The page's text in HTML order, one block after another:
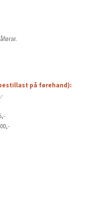
på førehand):